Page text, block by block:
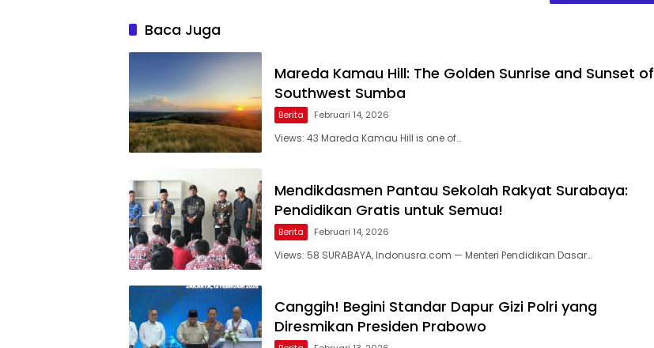
Baca Juga
Mareda Kamau Hill: The Golden Sunrise and Sunset of
Southwest Sumba
Berita Februari 14, 2026
Views: 43 Mareda Kamau Hill is one of…
Mendikdasmen Pantau Sekolah Rakyat Surabaya:
Pendidikan Gratis untuk Semua!
Berita Februari 14, 2026
Views: 58 SURABAYA, Indonusra.com — Menteri Pendidikan Dasar…
Canggih! Begini Standar Dapur Gizi Polri yang
Diresmikan Presiden Prabowo